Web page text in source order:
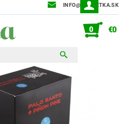
INFO@EKONETKA.SK
0 €0